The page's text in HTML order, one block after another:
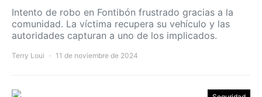
Intento de robo en Fontibón frustrado gracias a la
comunidad. La víctima recupera su vehículo y las
autoridades capturan a uno de los implicados.
Terry Loui 11 de noviembre de 2024